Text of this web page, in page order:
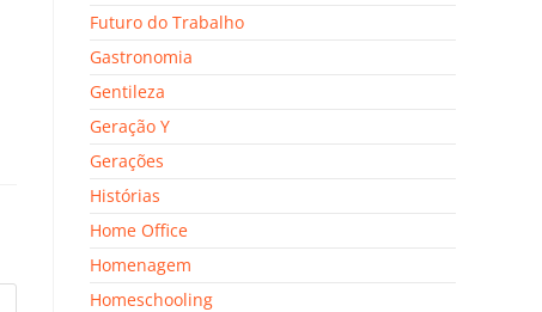
Futuro do Trabalho
Gastronomia
Gentileza
Geração Y
Gerações
Histórias
Home Office
Homenagem
Homeschooling